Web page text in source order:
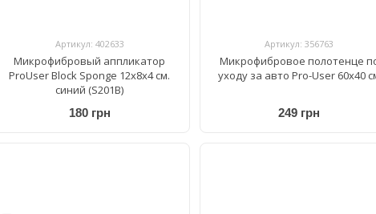
Артикул: 402633
Микрофибровый аппликатор
ProUser Block Sponge 12х8х4 см.
синий (S201B)
180 грн
Артикул: 356763
Микрофибровое полотенце
уходу за авто Pro-User 60х40
249 грн